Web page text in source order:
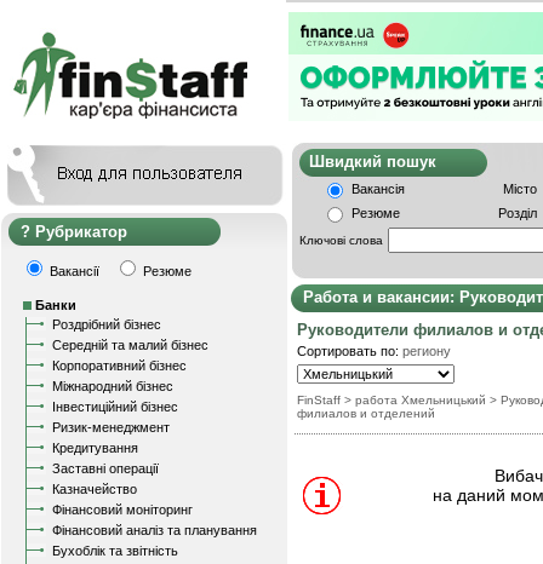
Рубрикатор
Вакансії Резюме
Банки
Роздрібний бізнес
Середній та малий бізнес
Корпоративний бізнес
Міжнародний бізнес
Інвестиційний бізнес
Ризик-менеджмент
Кредитування
Заставні операції
Казначейство
Фінансовий моніторинг
Фінансовий аналіз та планування
Бухоблік та звітність
Швидкий
Вакансія
Місто
Резюме
Розділ
Ключові слова
Работа и вакансии:
Руководители филиалов и
Сортировать по: региону
FinStaff > работа Хмельницький >
филиалов и отделений
на даний